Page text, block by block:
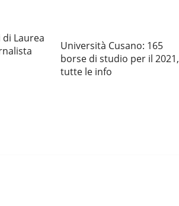
Laurea
Università Cusano: 165
borse di studio per il 2021,
tutte le info